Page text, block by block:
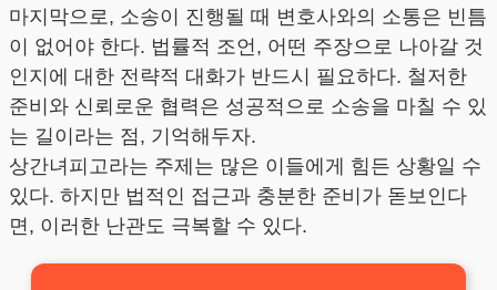
마지막으로, 소송이 진행될 때 변호사와의 소통은 빈틈
이 없어야 한다. 법률적 조언, 어떤 주장으로 나아갈 것
인지에 대한 전략적 대화가 반드시 필요하다. 철저한
준비와 신뢰로운 협력은 성공적으로 소송을 마칠 수 있
는 길이라는 점, 기억해두자.
상간녀피고라는 주제는 많은 이들에게 힘든 상황일 수
있다. 하지만 법적인 접근과 충분한 준비가 돋보인다
면, 이러한 난관도 극복할 수 있다.